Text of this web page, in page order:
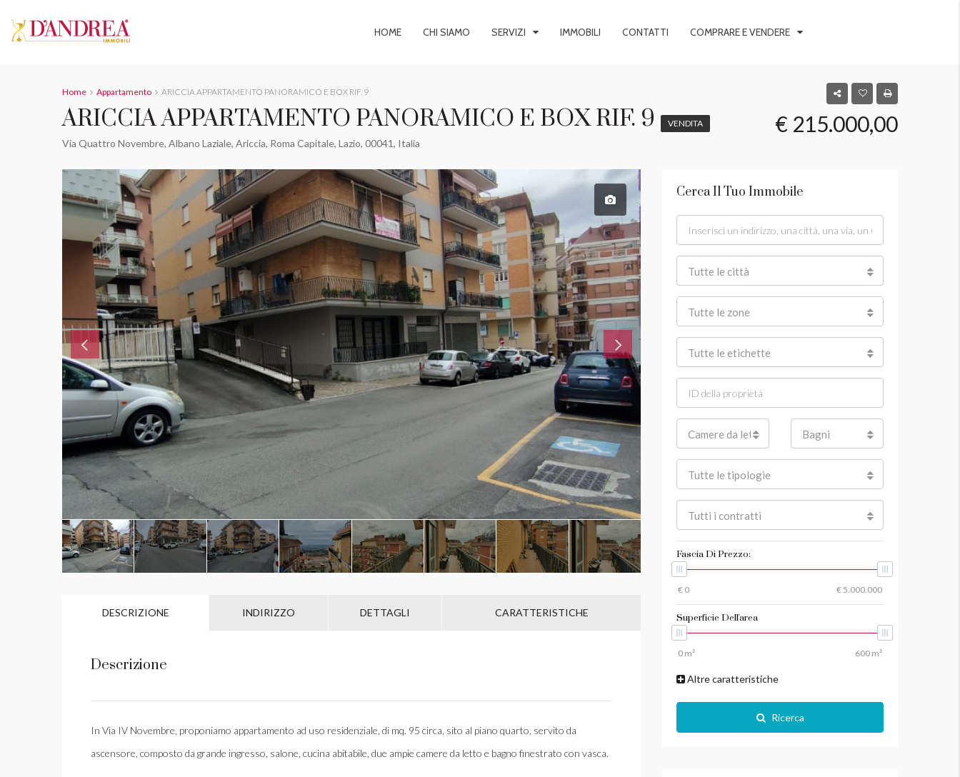
HOME CHI SIAMO SERVIZI IMMOBILI CONTATTI COMPRARE E VENDERE
Home Appartamento ARICCIA APPARTAMENTO PANORAMICO E BOX RIF. 9
ARICCIA APPARTAMENTO PANORAMICO E BOX RIF. 9 VENDITA
Via Quattro Novembre, Albano Laziale, Ariccia, Roma Capitale, Lazio, 00041, Italia
€ 215.000,00
DESCRIZIONE INDIRIZZO DETTAGLI CARATTERISTICHE
Descrizione
In Via IV Novembre, proponiamo appartamento ad uso residenziale, di mq. 95 circa, sito al piano quarto, servito da
ascensore, composto da grande ingresso, salone, cucina abitabile, due ampie camere da letto e bagno finestrato con vasca.
Cerca Il Tuo Immobile
Tutte le città
Tutte le zone
Tutte le etichette
Camere da letto Bagni
Tutte le tipologie
Tutti i contratti
Fascia Di Prezzo:
Superficie Dell'area
Altre caratteristiche
Ricerca